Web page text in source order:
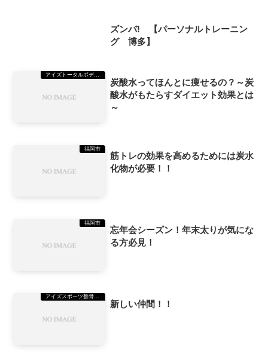
ズンバ! 【パーソナルトレーニン
グ 博多】
アイズトータルボディーステーション（TBS）美野島
炭酸水ってほんとに痩せるの？～炭
酸水がもたらすダイエット効果とは
～
福岡市
筋トレの効果を高めるためには炭水
化物が必要！！
福岡市
忘年会シーズン！年末太りが気にな
る方必見！
アイズスポーツ整骨院美野島院
新しい仲間！！